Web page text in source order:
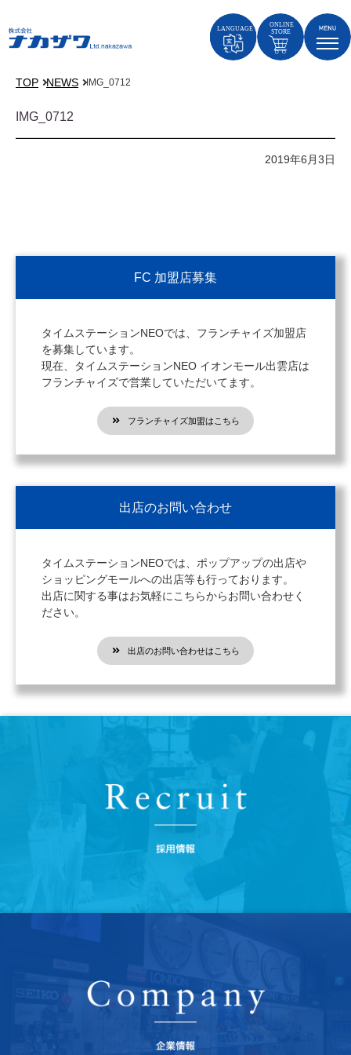
TOP NEWS IMG_0712
IMG_0712
2019年6月3日
FC 加盟店募集
タイムステーションNEOでは、フランチャイズ加盟店
を募集しています。
現在、タイムステーションNEO イオンモール出雲店は
フランチャイズで営業していただいてます。
フランチャイズ加盟はこちら
出店のお問い合わせ
タイムステーションNEOでは、ポップアップの出店や
ショッピングモールへの出店等も行っております。
出店に関する事はお気軽にこちらからお問い合わせく
ださい。
出店のお問い合わせはこちら